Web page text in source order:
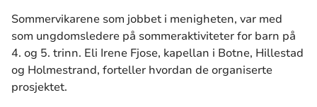
Sommervikarene som jobbet i menigheten, var med
som ungdomsledere på sommeraktiviteter for barn på
4. og 5. trinn. Eli Irene Fjose, kapellan i Botne, Hillestad
og Holmestrand, forteller hvordan de organiserte
prosjektet.